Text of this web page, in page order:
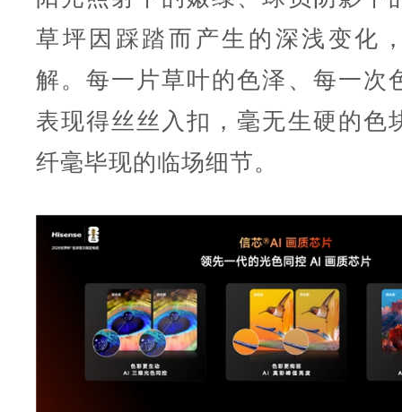
草坪因踩踏而产生的深浅变化
解。每一片草叶的色泽、每一次
表现得丝丝入扣，毫无生硬的色
纤毫毕现的临场细节。